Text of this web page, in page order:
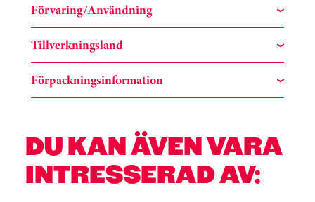
Förvaring/Användning
Tillverkningsland
Förpackningsinformation
DU KAN ÄVEN VARA
INTRESSERAD AV: